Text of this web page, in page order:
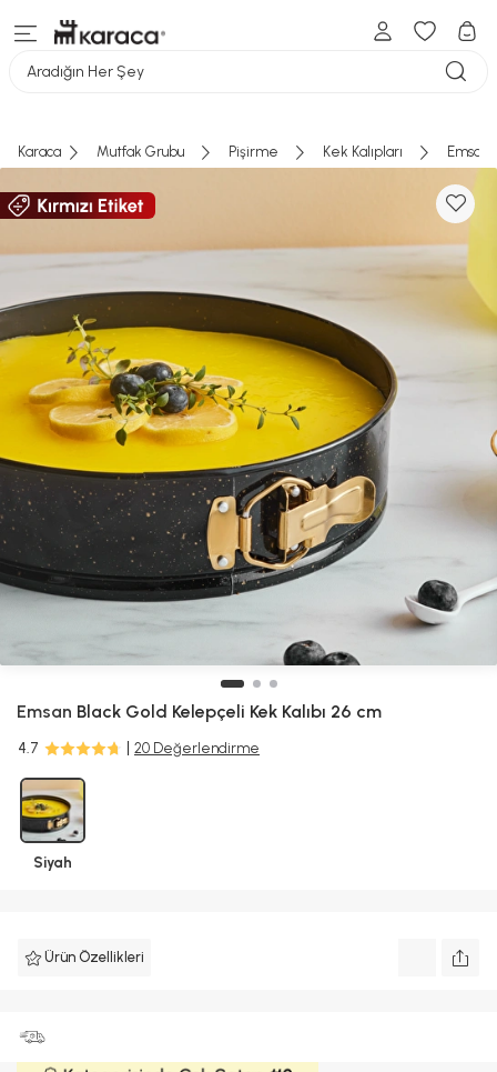
Aradığın Her Şey
Karaca Mutfak Grubu Pişirme Kek Kalıpları Emsan
Emsan Black Gold Kelepçeli Kek Kalıbı 26 cm
4.7 20 Değerlendirme
Siyah
Ürün Özellikleri